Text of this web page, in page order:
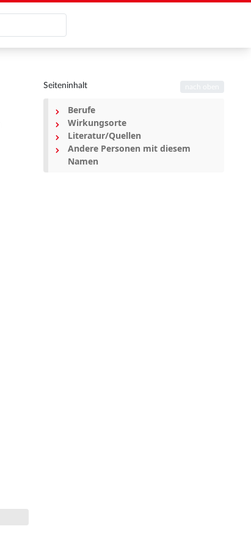
Seiteninhalt
Berufe
Wirkungsorte
Literatur/Quellen
Andere Personen mit diesem
Namen